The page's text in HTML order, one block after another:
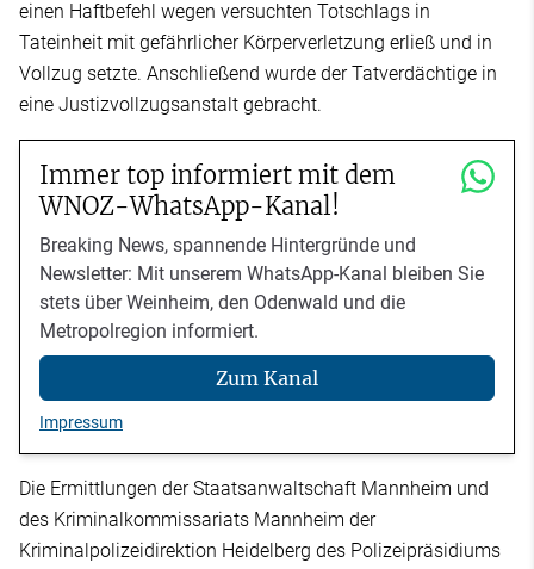
einen Haftbefehl wegen versuchten Totschlags in
Tateinheit mit gefährlicher Körperverletzung erließ und in
Vollzug setzte. Anschließend wurde der Tatverdächtige in
eine Justizvollzugsanstalt gebracht.
Immer top informiert mit dem
WNOZ-WhatsApp-Kanal!
Breaking News, spannende Hintergründe und
Newsletter: Mit unserem WhatsApp-Kanal bleiben Sie
stets über Weinheim, den Odenwald und die
Metropolregion informiert.
Zum Kanal
Impressum
Die Ermittlungen der Staatsanwaltschaft Mannheim und
des Kriminalkommissariats Mannheim der
Kriminalpolizeidirektion Heidelberg des Polizeipräsidiums